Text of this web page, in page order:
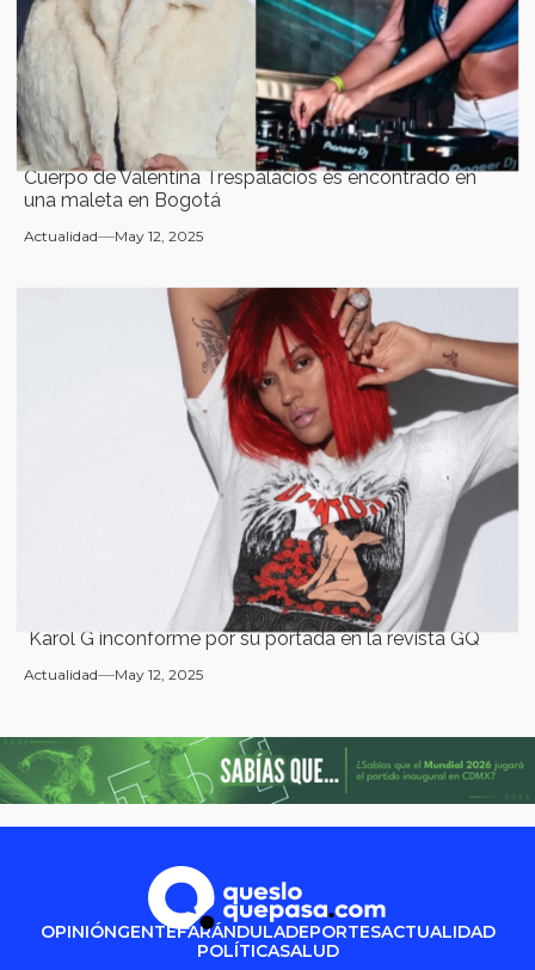
Cuerpo de Valentina Trespalacios es encontrado en
una maleta en Bogotá
Actualidad May 12, 2025
Karol G inconforme por su portada en la revista GQ
Actualidad May 12, 2025
OPINIÓNGENTEFARÁNDULADEPORTESACTUALIDAD
POLÍTICASALUD